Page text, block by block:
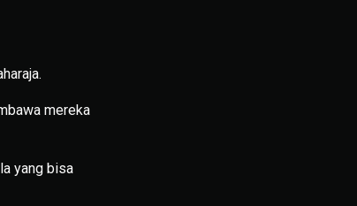
mereka
yang bisa